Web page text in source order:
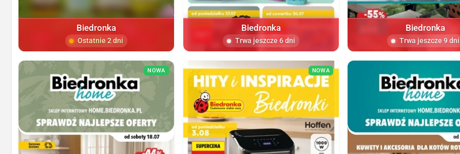
Biedronka
Ostatnie 2 dni
Biedronka
Trwa jeszcze 6 dni
Biedronka
Trwa jeszcze 9 dni
NOWA NOWA